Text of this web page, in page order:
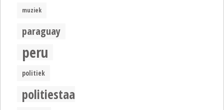
muziek
paraguay
peru
politiek
politiestaat